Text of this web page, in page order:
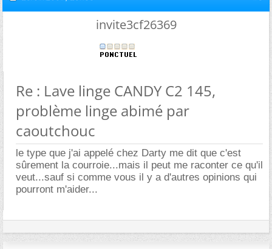
invite3cf26369
Re : Lave linge CANDY C2 145,
problème linge abimé par
caoutchouc
le type que j'ai appelé chez Darty me dit que c'est
sûrement la courroie...mais il peut me raconter ce qu'il
veut...sauf si comme vous il y a d'autres opinions qui
pourront m'aider...